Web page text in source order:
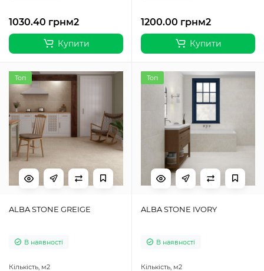
1030.40 грнм2
Купити
1200.00 грнм2
Купити
Топ
ALBA STONE GREIGE
В наявності
Кількість, м2
Топ
ALBA STONE IVORY
В наявності
Кількість, м2